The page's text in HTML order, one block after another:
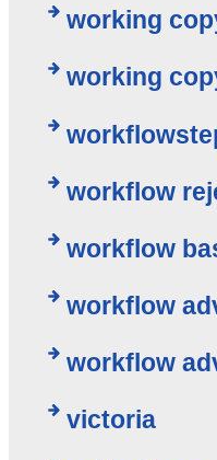
working
working
workflow
workflow
workflow
workflow
victoria